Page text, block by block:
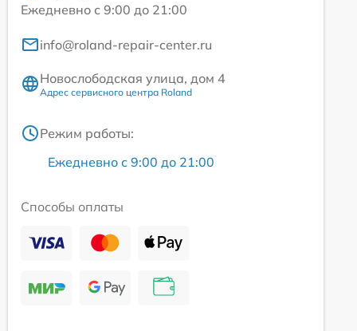
Ежедневно с 9:00 до 21:00
info@roland-repair-center.ru
Новослободская улица, дом 4
Адрес сервисного центра Roland
Режим работы:
Ежедневно с 9:00 до 21:00
Способы оплаты